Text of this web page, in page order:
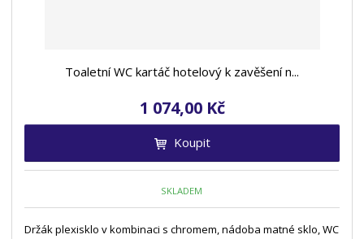
Toaletní WC kartáč hotelový k zavěšení n...
1 074,00 Kč
Koupit
SKLADEM
Držák plexisklo v kombinaci s chromem, nádoba matné sklo, WC